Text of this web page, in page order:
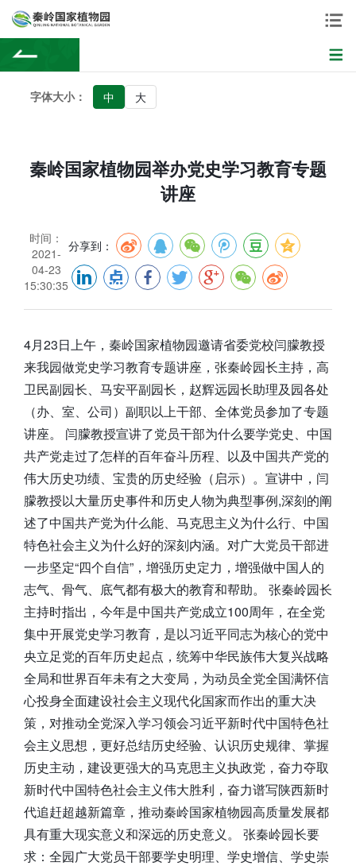
字体大小： 中 大
秦岭国家植物园举办党史学习教育专题
讲座
时间：
2021-
04-23
15:30:35
分享到：
4月23日上午，秦岭国家植物园邀请省委党校闫朦教授
来我园做党史学习教育专题讲座，张秦岭园长主持，高
卫民副园长、马安平副园长，赵辉远园长助理及园各处
（办、室、公司）副职以上干部、全体党员参加了专题
讲座。 闫朦教授宣讲了党员干部为什么要学党史、中国
共产党走过了怎样的百年奋斗历程、以及中国共产党的
伟大历史功绩、宝贵的历史经验（启示）。宣讲中，闫
朦教授以大量历史事件和历史人物为典型事例,深刻的阐
述了中国共产党为什么能、马克思主义为什么行、中国
特色社会主义为什么好的深刻内涵。对广大党员干部进
一步坚定“四个自信”，增强历史定力，增强做中国人的
志气、骨气、底气都有极大的教育和帮助。 张秦岭园长
主持时指出，今年是中国共产党成立100周年，在全党
集中开展党史学习教育，是以习近平同志为核心的党中
央立足党的百年历史起点，统筹中华民族伟大复兴战略
全局和世界百年未有之大变局，为动员全党全国满怀信
心投身全面建设社会主义现代化国家而作出的重大决
策，对推动全党深入学习领会习近平新时代中国特色社
会主义思想，更好总结历史经验、认识历史规律、掌握
历史主动，建设更强大的马克思主义执政党，奋力夺取
新时代中国特色社会主义伟大胜利，奋力谱写陕西新时
代追赶超越新篇章，推动秦岭国家植物园高质量发展都
具有重大现实意义和深远的历史意义。 张秦岭园长要
求：全园广大党员干部要学史明理、学史增信、学史崇